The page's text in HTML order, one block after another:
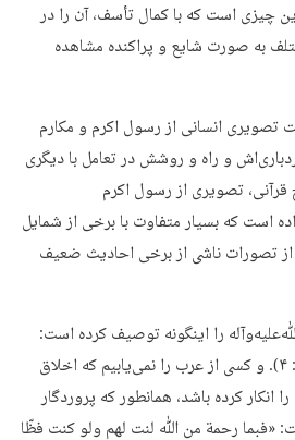
چیزی است که با کمال تأسف، آن را در
به صورت شایع و پراکنده مشاهده
تصویری انسانی از رسول اکرم و مکارم
و راه و روشش در تعامل با دیگری
تصویری از رسول اکرم
است که بسیار متفاوت با برخی از شمایل
تصورات ناشی از برخی احادیث ضعیف
را اینگونه توصیف کرده است:
«وإنّک لعلی خلق عظیم» (قلم: ۴). و کسی از عرب را نمی‌یابیم که اخلاق
انکار کرده باشد، همانطور که پروردگار
«فبما رحمة من ﷲ لنت لهم ولو کنت فظّا